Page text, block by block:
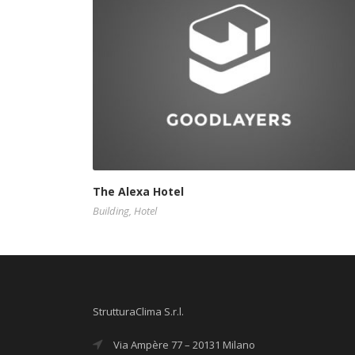
The Alexa Hotel
Building, Hotel
StrutturaClima S.r.l.
Via Ampère 77 – 20131 Milano